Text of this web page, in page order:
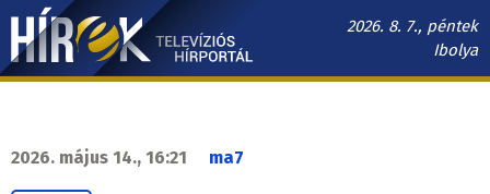
Ugrás
tartalomra
2026. 8. 7., péntek
Ibolya
Hírek.sk
navigáció
2026. május 14., 16:21 ma7